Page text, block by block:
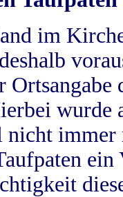
im
wurde
nicht